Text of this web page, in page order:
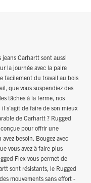
jeans Carhartt sont aussi
la journée avec la paire
facilement du travail au bois
que vous suspendiez des
tâches à la ferme, nos
s'agit de faire de son mieux
de Carhartt ? Rugged
pour offrir une
besoin. Bougez avec
vous avez à faire plus
Flex vous permet de
sont résistants, le Rugged
mouvements sans effort -